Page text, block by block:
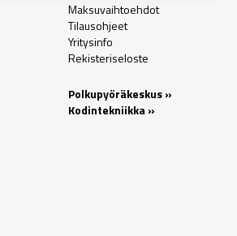
Maksuvaihtoehdot
Tilausohjeet
Yritysinfo
Rekisteriseloste
Polkupyöräkeskus »
Kodintekniikka »